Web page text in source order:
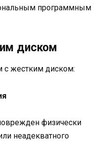
программным
диском
жестким диском:
физически
неадекватного